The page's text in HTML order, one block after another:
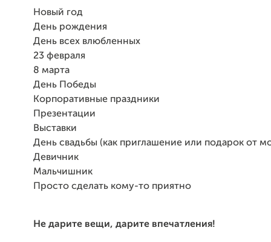
Новый год
День рождения
День всех влюбленных
23 февраля
8 марта
День Победы
Корпоративные праздники
Презентации
Выставки
День свадьбы (как приглашение или подарок от
Девичник
Мальчишник
Просто сделать кому-то приятно
Не дарите вещи, дарите впечатления!